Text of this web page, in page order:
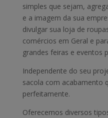
simples que sejam,
e a imagem da sua
divulgar sua loja de
comércios em Geral e
grandes feiras e eventos
Independente do seu
sacola com acabamento
perfeitamente.
Oferecemos diversos